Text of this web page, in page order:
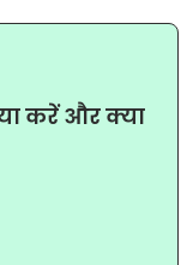
करें और क्या